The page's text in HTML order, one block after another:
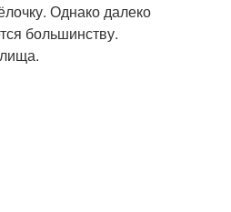
Однако далеко
большинству.